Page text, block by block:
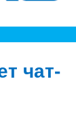
чат-